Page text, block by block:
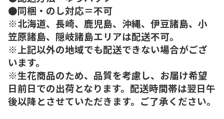
●同梱・のし対応＝不可
※北海道、長崎、鹿児島、沖縄、伊豆諸島、小
笠原諸島、隠岐諸島エリアは配送不可。
※上記以外の地域でも配送できない場合がござ
います。
※生花商品のため、品質を考慮し、お届け希望
日前日での出荷となります。配送時間帯は翌日午
後以降とさせていただきます。ご了承ください。